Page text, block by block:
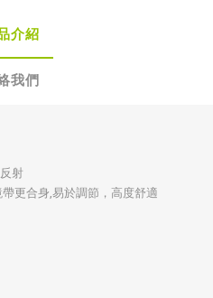
介紹
我們
射
更合身,易於調節，高度舒適